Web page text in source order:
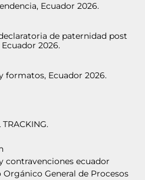
Ecuador 2026.
de paternidad post
2026.
formatos, Ecuador 2026.
contravenciones ecuador
General de Procesos